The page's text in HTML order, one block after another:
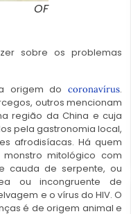
OF
sobre os problemas
origem do coronavírus.
outros mencionam
região da China e cuja
pela gastronomia local,
afrodisíacas. Há quem
mitológico com
cauda de serpente, ou
ou incongruente de
e o vírus do HIV. O
é de origem animal e